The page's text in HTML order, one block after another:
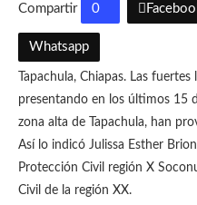
Compartir 0
Whatsapp
Tapachula, Chiapas. Las
presentando en los últimos 15
zona alta de Tapachula, han
Así lo indicó Julissa Esther
Protección Civil región X
Civil de la región XX.